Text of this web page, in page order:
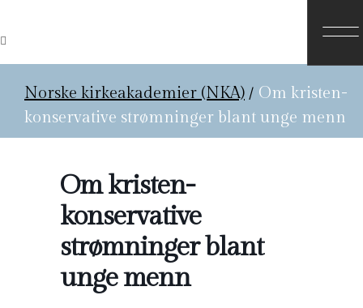
Norske kirkeakademier (NKA) / Om kristen-
konservative strømninger blant unge menn
Om kristen-
konservative
strømninger blant
unge menn